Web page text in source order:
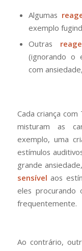
Algumas
exemplo
Outras
(ignorando o
com
Cada criança
misturam as
exemplo, uma
estímulos
grande
sensível aos
eles procurando
frequentemente.
Ao contrário,